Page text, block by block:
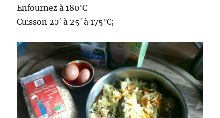
Enfournez à 180°C
Cuisson 20′ à 25′ à 175°C;